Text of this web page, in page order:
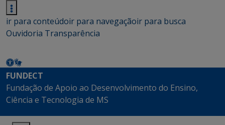
ir para conteúdoir para navegaçãoir para busca
Ouvidoria Transparência
FUNDECT
Fundação de Apoio ao Desenvolvimento do Ensino,
Ciência e Tecnologia de MS